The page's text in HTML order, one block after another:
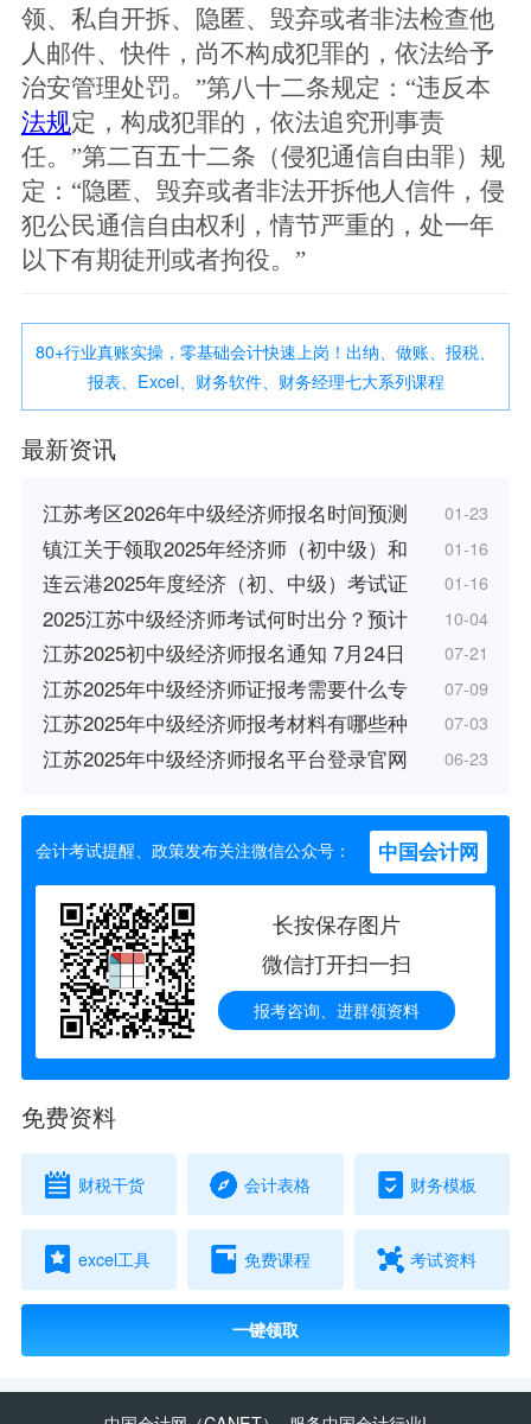
领、私自开拆、隐匿、毁弃或者非法检查他
人邮件、快件，尚不构成犯罪的，依法给予
治安管理处罚。”第八十二条规定：“违反本
法规定，构成犯罪的，依法追究刑事责
任。”第二百五十二条（侵犯通信自由罪）规
定：“隐匿、毁弃或者非法开拆他人信件，侵
犯公民通信自由权利，情节严重的，处一年
以下有期徒刑或者拘役。”
80+行业真账实操，零基础会计快速上岗！出纳、做账、报税、
报表、Excel、财务软件、财务经理七大系列课程
最新资讯
江苏考区2026年中级经济师报名时间预测 01-23
镇江关于领取2025年经济师（初中级）和 01-16
连云港2025年度经济（初、中级）考试证 01-16
2025江苏中级经济师考试何时出分？预计 10-04
江苏2025初中级经济师报名通知 7月24日 07-21
江苏2025年中级经济师证报考需要什么专 07-09
江苏2025年中级经济师报考材料有哪些种 07-03
江苏2025年中级经济师报名平台登录官网 06-23
会计考试提醒、政策发布关注微信公众号： 中国会计网
长按保存图片
微信打开扫一扫
报考咨询、进群领资料
免费资料
财税干货 会计表格 财务模板
excel工具 免费课程 考试资料
一键领取